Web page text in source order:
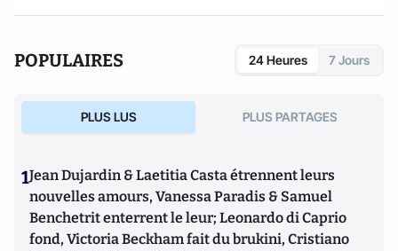
POPULAIRES 24 Heures 7 Jours
PLUS LUS PLUS PARTAGES
1Jean Dujardin & Laetitia Casta étrennent leurs
nouvelles amours, Vanessa Paradis & Samuel
Benchetrit enterrent le leur; Leonardo di Caprio
fond, Victoria Beckham fait du brukini, Cristiano